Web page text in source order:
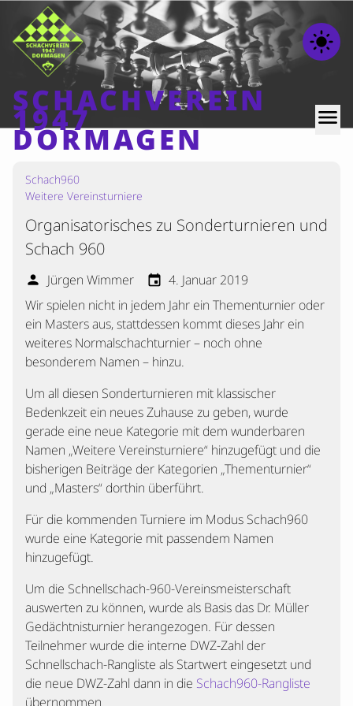
light_mode
SCHACHVEREIN
1947
DORMAGEN
menu
Home
Mannschaften
Termine
Verschiedenes
Kontakt
Schach960
Weitere Vereinsturniere
Organisatorisches zu Sonderturnieren und
Schach 960
person Jürgen Wimmer event 4. Januar 2019
Wir spielen nicht in jedem Jahr ein Thementurnier oder
ein Masters aus, stattdessen kommt dieses Jahr ein
weiteres Normalschachturnier – noch ohne
besonderem Namen – hinzu.
Um all diesen Sonderturnieren mit klassischer
Bedenkzeit ein neues Zuhause zu geben, wurde
gerade eine neue Kategorie mit dem wunderbaren
Namen „Weitere Vereinsturniere“ hinzugefügt und die
bisherigen Beiträge der Kategorien „Thementurnier“
und „Masters“ dorthin überführt.
Für die kommenden Turniere im Modus Schach960
wurde eine Kategorie mit passendem Namen
hinzugefügt.
Um die Schnellschach-960-Vereinsmeisterschaft
auswerten zu können, wurde als Basis das Dr. Müller
Gedächtnisturnier herangezogen. Für dessen
Teilnehmer wurde die interne DWZ-Zahl der
Schnellschach-Rangliste als Startwert eingesetzt und
die neue DWZ-Zahl dann in die Schach960-Rangliste
übernommen.